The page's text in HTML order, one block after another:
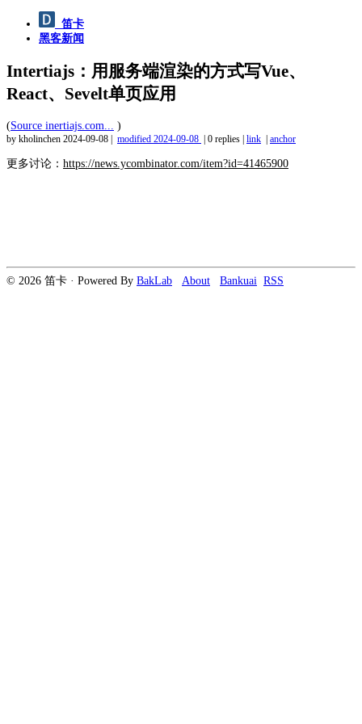
笛卡
黑客新闻
Intertiajs：用服务端渲染的方式写Vue、
React、Sevelt单页应用
(Source inertiajs.com... )
by kholinchen 2024-09-08 modified 2024-09-08 0 replies link anchor
更多讨论： https://news.ycombinator.com/item?id=41465900
© 2026 笛卡 · Powered By BakLab About Bankuai RSS